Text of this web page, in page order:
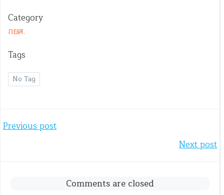
Category
กยศ.
Tags
No Tag
Post
Previous post
navigation
Next post
Comments are closed